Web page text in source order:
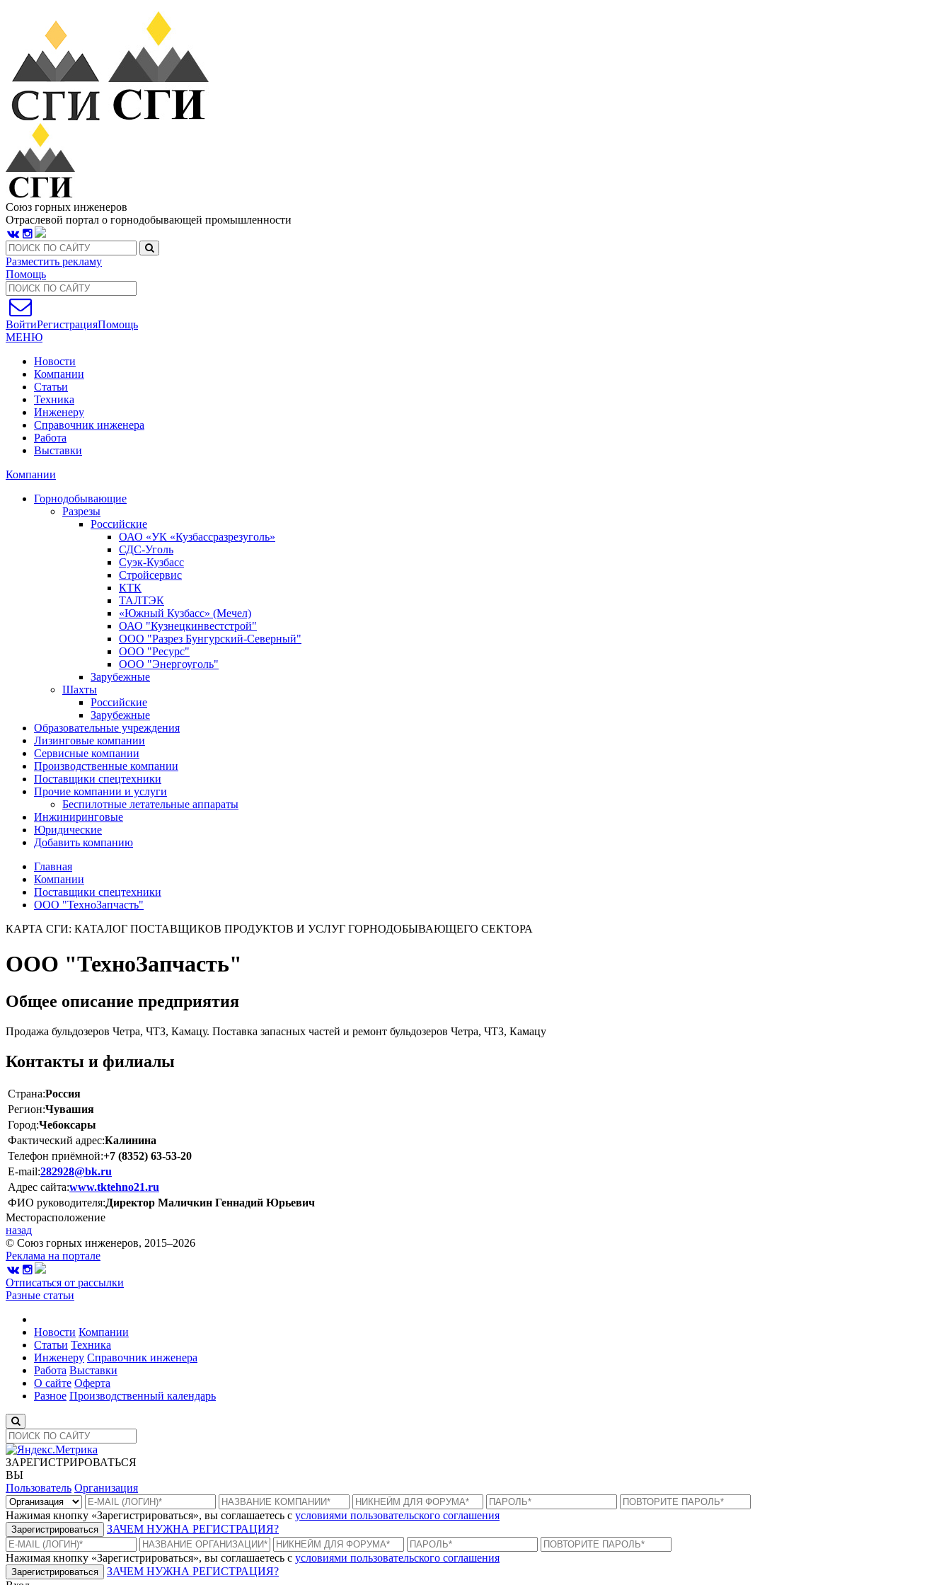
Союз горных инженеров
Отраслевой портал о горнодобывающей промышленности
Разместить рекламу
Помощь
ВойтиРегистрацияПомощь
МЕНЮ
Новости
Компании
Статьи
Техника
Инженеру
Справочник инженера
Работа
Выставки
Компании
Горнодобывающие
Разрезы
Российские
ОАО «УК «Кузбассразрезуголь»
СДС-Уголь
Суэк-Кузбасс
Стройсервис
КТК
ТАЛТЭК
«Южный Кузбасс» (Мечел)
ОАО "Кузнецкинвестстрой"
ООО "Разрез Бунгурский-Северный"
ООО "Ресурс"
ООО "Энергоуголь"
Зарубежные
Шахты
Российские
Зарубежные
Образовательные учреждения
Лизинговые компании
Сервисные компании
Производственные компании
Поставщики спецтехники
Прочие компании и услуги
Беспилотные летательные аппараты
Инжиниринговые
Юридические
Добавить компанию
Главная
Компании
Поставщики спецтехники
ООО "ТехноЗапчасть"
КАРТА СГИ: КАТАЛОГ ПОСТАВЩИКОВ ПРОДУКТОВ И УСЛУГ ГОРНОДОБЫВАЮЩЕГО СЕКТОРА
ООО "ТехноЗапчасть"
Общее описание предприятия
Продажа бульдозеров Четра, ЧТЗ, Камацу. Поставка запасных частей и ремонт бульдозеров Четра, ЧТЗ, Камацу
Контакты и филиалы
Страна:Россия
Регион:Чувашия
Город:Чебоксары
Фактический адрес:Калинина
Телефон приёмной:+7 (8352) 63-53-20
E-mail:282928@bk.ru
Адрес сайта:www.tktehno21.ru
ФИО руководителя:Директор Маличкин Геннадий Юрьевич
Месторасположение
назад
© Союз горных инженеров, 2015–2026
Реклама на портале
Отписаться от рассылки
Разные статьи
Новости Компании
Статьи Техника
Инженеру Справочник инженера
Работа Выставки
О сайте Оферта
Разное Производственный календарь
ЗАРЕГИСТРИРОВАТЬСЯ
ВЫ
Пользователь Организация
Нажимая кнопку «Зарегистрироваться», вы соглашаетесь с условиями пользовательского соглашения
Зарегистрироваться ЗАЧЕМ НУЖНА РЕГИСТРАЦИЯ?
Нажимая кнопку «Зарегистрироваться», вы соглашаетесь с условиями пользовательского соглашения
Зарегистрироваться
ЗАЧЕМ НУЖНА РЕГИСТРАЦИЯ?